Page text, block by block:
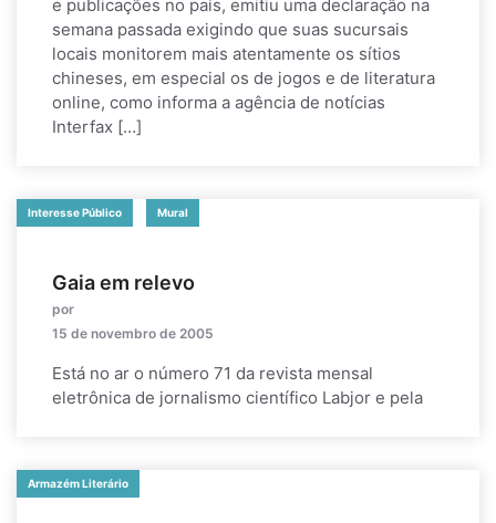
e publicações no país, emitiu uma declaração na
semana passada exigindo que suas sucursais
locais monitorem mais atentamente os sítios
chineses, em especial os de jogos e de literatura
online, como informa a agência de notícias
Interfax […]
Interesse Público Mural
Gaia em relevo
por
15 de novembro de 2005
Está no ar o número 71 da revista mensal
eletrônica de jornalismo científico Labjor e pela
Armazém Literário